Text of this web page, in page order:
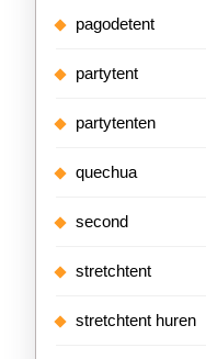
pagodetent
partytent
partytenten
quechua
second
stretchtent
stretchtent huren